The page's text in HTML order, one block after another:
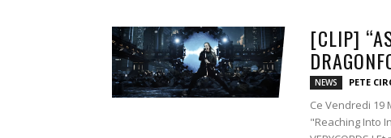
[CLIP]
NEWS PETE
Ce Vendredi 19
"Reaching Into